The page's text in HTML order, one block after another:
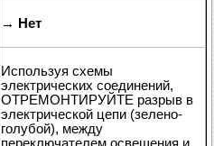
→ Нет
Используя схемы
электрических соединений,
ОТРЕМОНТИРУЙТЕ разрыв в
электрической цепи (зелено-
голубой), между
переключателем освещения и